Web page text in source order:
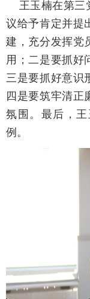
王玉楠在第三
议给予肯定并提
建，充分发挥党
用；二是要抓好
三是要抓好意识
四是要筑牢清正
氛围。最后，
例。